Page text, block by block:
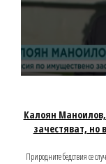
Калоян Маноилов,
зачестяват, но
Природните бедствия се